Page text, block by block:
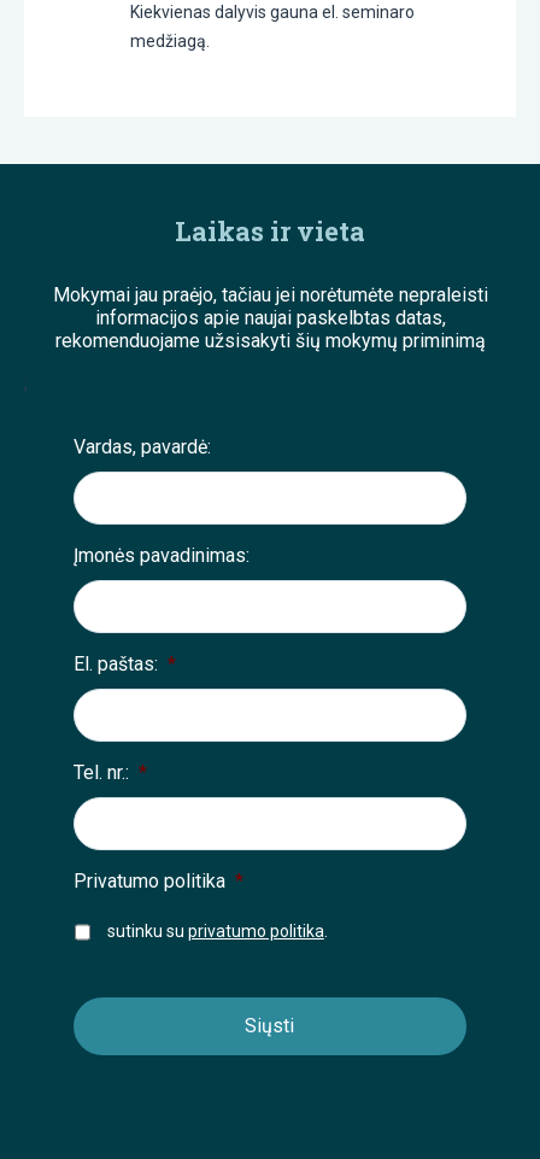
Kiekvienas dalyvis gauna el. seminaro
medžiagą.
Laikas ir vieta
Mokymai jau praėjo, tačiau jei norėtumėte nepraleisti
informacijos apie naujai paskelbtas datas,
rekomenduojame užsisakyti šių mokymų priminimą
;
Vardas, pavardė:
Įmonės pavadinimas:
El. paštas: *
Tel. nr.: *
Privatumo politika *
sutinku su privatumo politika